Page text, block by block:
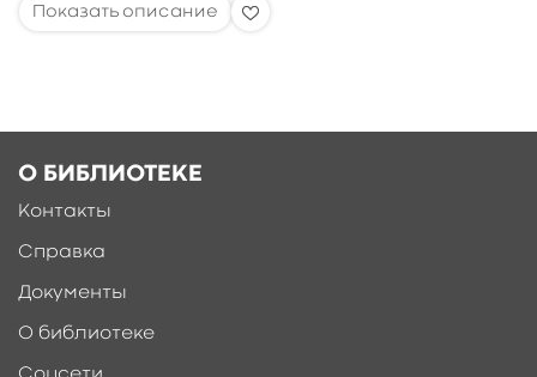
О БИБЛИОТЕКЕ
Контакты
Справка
Документы
О библиотеке